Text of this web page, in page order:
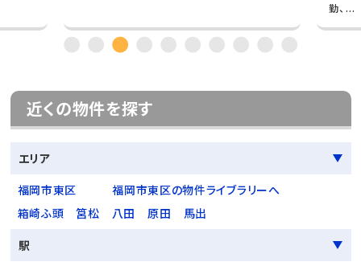
勤、...
近くの物件を探す
エリア
福岡市東区
福岡市東区の物件ライブラリーへ
箱崎ふ頭
筥松 八田 原田
馬出
駅